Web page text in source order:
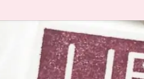
Blog
Gutscheine
Produkte erklärt
Über mich